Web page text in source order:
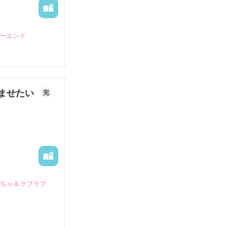
エンド
せたい 完
ゃ＆ラブラブ